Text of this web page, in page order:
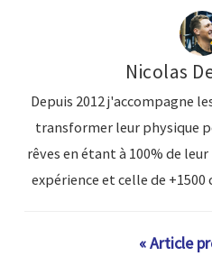
Nicolas
Depuis 2012 j'accompagne
transformer leur physique
rêves en étant à 100% de
expérience et celle de
« Article